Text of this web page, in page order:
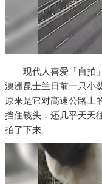
现代人喜爱「自拍
澳洲昆士兰日前一只小
原来是它对高速公路上
挡住镜头，还几乎天天
拍了下来。